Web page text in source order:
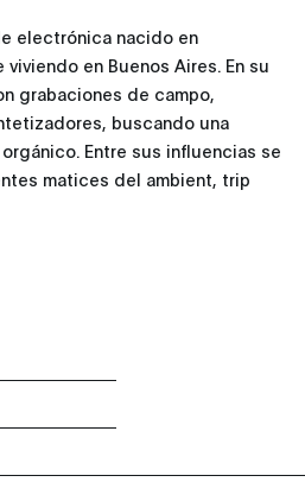
electrónica nacido en
en Buenos Aires. En su
grabaciones de campo,
buscando una
Entre sus influencias se
matices del ambient, trip